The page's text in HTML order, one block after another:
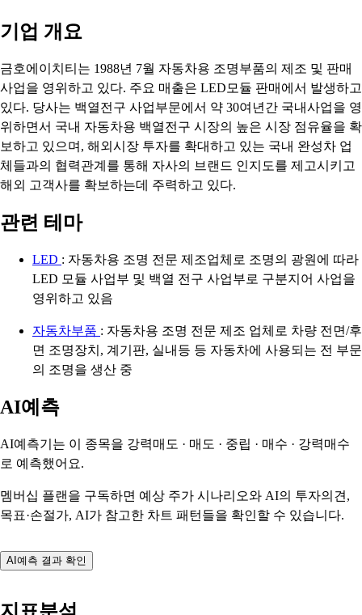
기업 개요
금호에이치티는 1988년 7월 자동차용 조명부품의 제조 및 판매
사업을 영위하고 있다. 주요 매출은 LED모듈 판매에서 발생하고
있다. 당사는 백열전구 사업부문에서 약 30여년간 국내사업을 영
위하면서 국내 자동차용 백열전구 시장의 높은 시장 점유율을 확
보하고 있으며, 해외시장 투자를 확대하고 있는 국내 완성차 업
체들과의 협력관계를 통해 자사의 브랜드 인지도를 제고시키고
해외 고객사를 확보하는데 주력하고 있다.
관련 테마
LED : 자동차용 조명 전문 제조업체로 조명의 광원에 따라
LED 모듈 사업부 및 백열 전구 사업부로 구분지어 사업을
영위하고 있음
자동차부품 : 자동차용 조명 전문 제조 업체로 차량 전면/후
면 조명장치, 계기판, 실내등 등 자동차에 사용되는 전 부문
의 조명을 생산 중
AI예측
AI예측기는 이 종목을 강력매도 · 매도 · 중립 · 매수 · 강력매수
로 예측했어요.
멤버십 플랜을 구독하면 예상 주가 시나리오와 AI의 투자의견,
목표·손절가, AI가 참고한 차트 패턴들을 확인할 수 있습니다.
AI예측 결과 확인